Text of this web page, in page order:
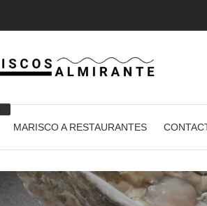
MARISCO A RESTAURANTES